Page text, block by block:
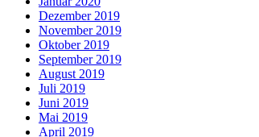
Dezember 2019
November 2019
Oktober 2019
September 2019
August 2019
Juli 2019
Juni 2019
Mai 2019
April 2019